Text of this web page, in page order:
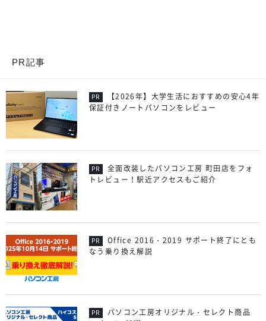
PR記事
【2026年】大学生活におすすめの安心4年
保証付きノートパソコンをレビュー
全面改装したパソコン工房 町田店をフォ
トレビュー！駅近アクセスもご紹介
Office 2016・2019 サポート終了にとも
なう乗り換え解説
パソコン工房オリジナル・セレクト商品